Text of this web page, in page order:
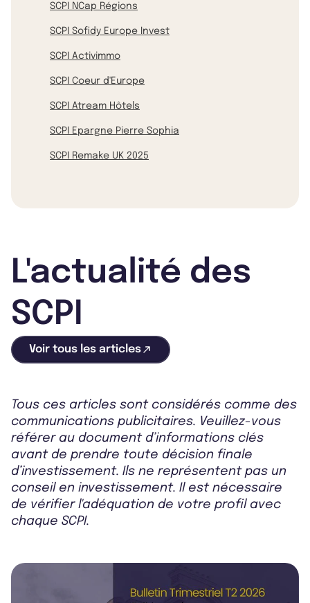
SCPI NCap Régions
SCPI Sofidy Europe Invest
SCPI Activimmo
SCPI Coeur d'Europe
SCPI Atream Hôtels
SCPI Epargne Pierre Sophia
SCPI Remake UK 2025
L'actualité des
SCPI
Voir tous les articles
Tous ces articles sont considérés comme des
communications publicitaires. Veuillez-vous
référer au document d’informations clés
avant de prendre toute décision finale
d’investissement. Ils ne représentent pas un
conseil en investissement. Il est nécessaire
de vérifier l'adéquation de votre profil avec
chaque SCPI.